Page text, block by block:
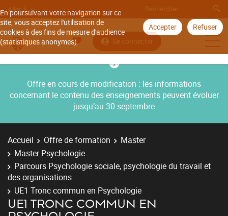
En poursuivant votre navigation sur ce
site, vous acceptez l'utilisation de
cookies à des fins de mesure d'audience
(statistiques anonymes).
Accepter Refuser
Aller à
Se connecter
Offre en cours de modification : les informations
concernant le contenu des enseignements peuvent évoluer
jusqu’au 30 septembre
Accueil Offre de formation
Master
Master Psychologie
Parcours Psychologie sociale, psychologie du travail et
des organisations
UE1 Tronc commun en Psychologie
UE1 TRONC COMMUN EN